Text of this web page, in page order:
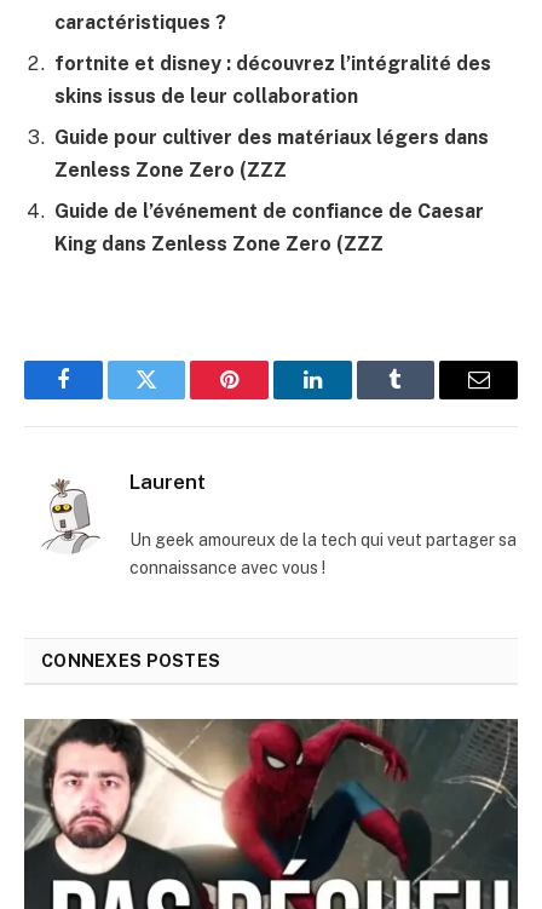
caractéristiques ?
fortnite et disney : découvrez l’intégralité des
skins issus de leur collaboration
Guide pour cultiver des matériaux légers dans
Zenless Zone Zero (ZZZ
Guide de l’événement de confiance de Caesar
King dans Zenless Zone Zero (ZZZ
FacebookTwitter Pinterest LinkedInTumblr
E-
Laurent
Un geek amoureux de la tech qui veut partager sa
connaissance avec vous !
CONNEXES POSTES